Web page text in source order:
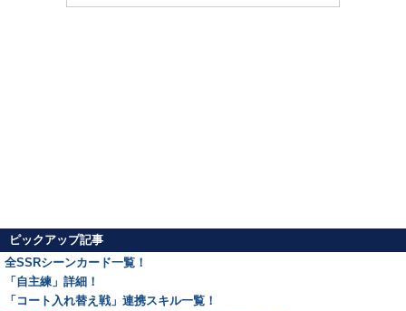
ピックアップ記事
全SSRシーンカード一覧！
「自主練」詳細！
「コート入れ替え戦」連携スキル一覧！